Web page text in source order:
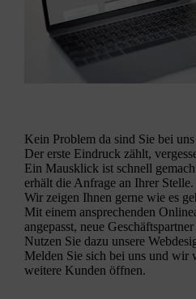
Kein Problem da sind Sie bei
Der erste Eindruck zählt,
Ein Mausklick ist schnell
erhält die Anfrage an Ihrer Stelle.
Wir zeigen Ihnen gerne wie es
Mit einem ansprechenden
angepasst, neue
Nutzen Sie dazu unsere
Melden Sie sich bei uns und wir
weitere Kunden öffnen.